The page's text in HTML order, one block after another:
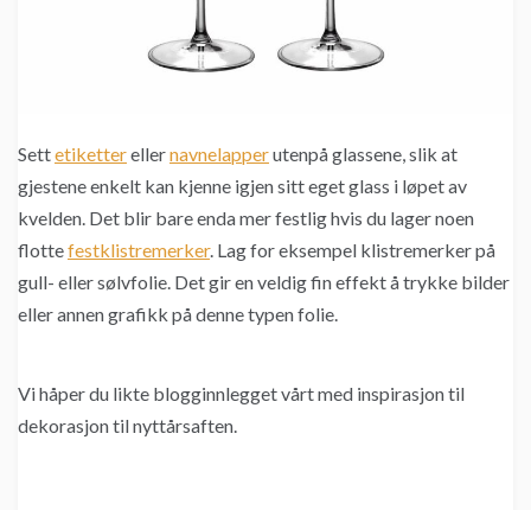
Settetiketterellernavnelapperutenpå glassene, slik at
gjestene enkelt kan kjenne igjen sitt eget glass i løpet av
kvelden. Det blir bare enda mer festlig hvis du lager noen
flottefestklistremerker. Lag for eksempel klistremerker på
gull- eller sølvfolie. Det gir en veldig fin effekt å trykke bilder
eller annen grafikk på denne typen folie.
Vi håper du likte blogginnlegget vårt med inspirasjon til
dekorasjon til nyttårsaften.